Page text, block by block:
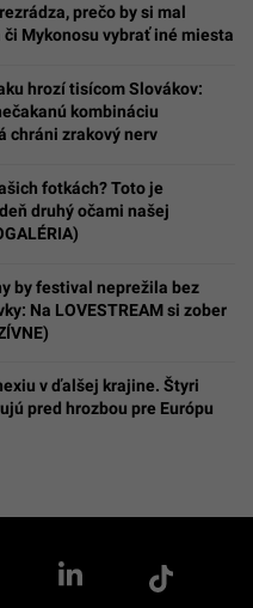
prečo by si mal
Mykonosu vybrať iné miesta
hrozí tisícom Slovákov:
kombináciu
chráni zrakový nerv
fotkách? Toto je
druhý očami našej
by festival neprežila bez
Na LOVESTREAM si zober
v ďalšej krajine. Štyri
pred hrozbou pre Európu